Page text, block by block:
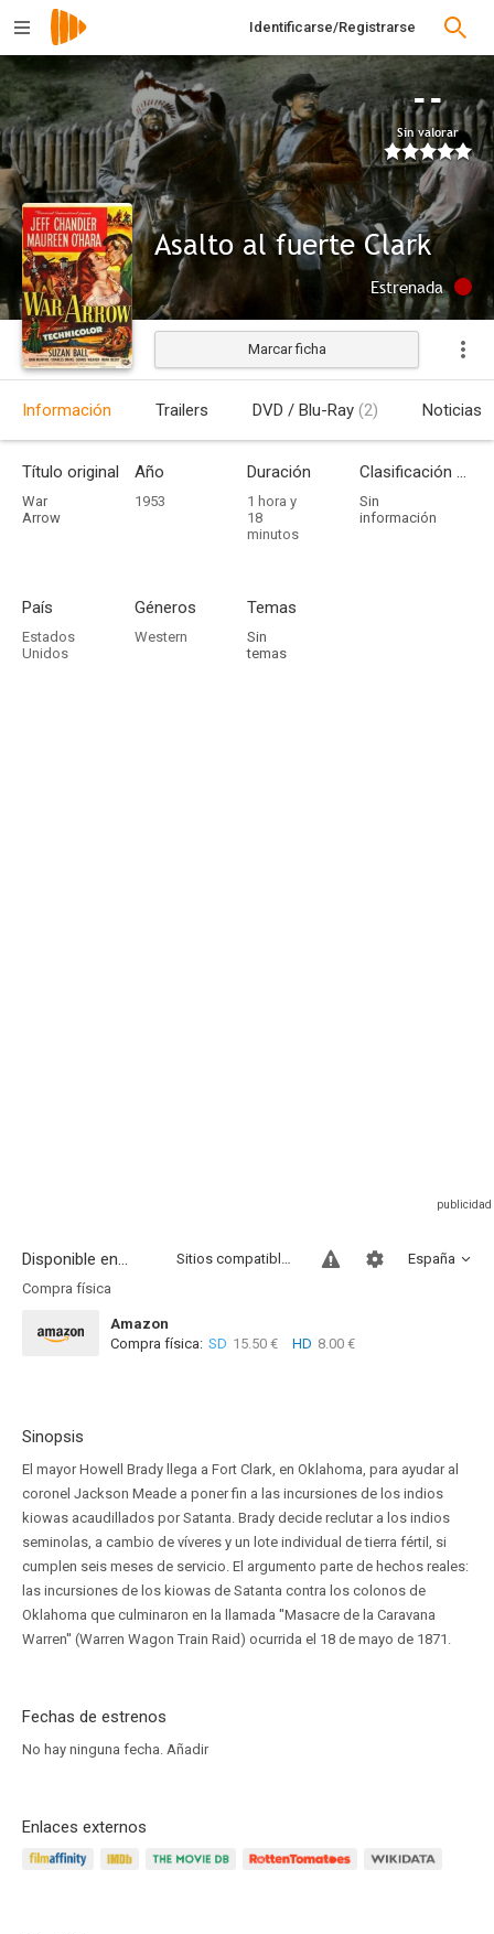
Identificarse/Registrarse
--
Sin valorar
Asalto al fuerte Clark
Estrenada
Marcar ficha
Información Trailers DVD / Blu-Ray (2) Noticias
Título original
War
Arrow
Año
1953
Duración
1 hora y
18
minutos
Clasificación por edades
Sin
información
País
Estados
Unidos
Géneros
Western
Temas
Sin
temas
Disponible en... España
Sitios compatibles
Compra física
Amazon
Compra física: SD 15.50 € HD 8.00 €
Sinopsis
El mayor Howell Brady llega a Fort Clark, en Oklahoma, para ayudar al
coronel Jackson Meade a poner fin a las incursiones de los indios
kiowas acaudillados por Satanta. Brady decide reclutar a los indios
seminolas, a cambio de víveres y un lote individual de tierra fértil, si
cumplen seis meses de servicio. El argumento parte de hechos reales:
las incursiones de los kiowas de Satanta contra los colonos de
Oklahoma que culminaron en la llamada ''Masacre de la Caravana
Warren'' (Warren Wagon Train Raid) ocurrida el 18 de mayo de 1871.
Fechas de estrenos
No hay ninguna fecha. Añadir
Enlaces externos